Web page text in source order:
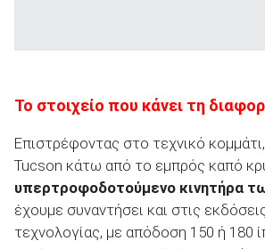
Το στοιχείο που κάνει τη
Επιστρέφοντας στο τεχνικό
Tucson κάτω από το εμπρός καπό
υπερτροφοδοτούμενο κινητήρα
έχουμε συναντήσει και στις
τεχνολογίας, με απόδοση 150 ή 180